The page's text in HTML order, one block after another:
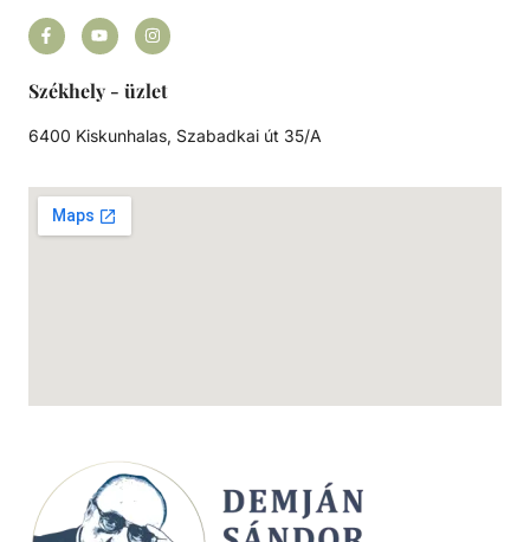
Székhely - üzlet
6400 Kiskunhalas, Szabadkai út 35/A